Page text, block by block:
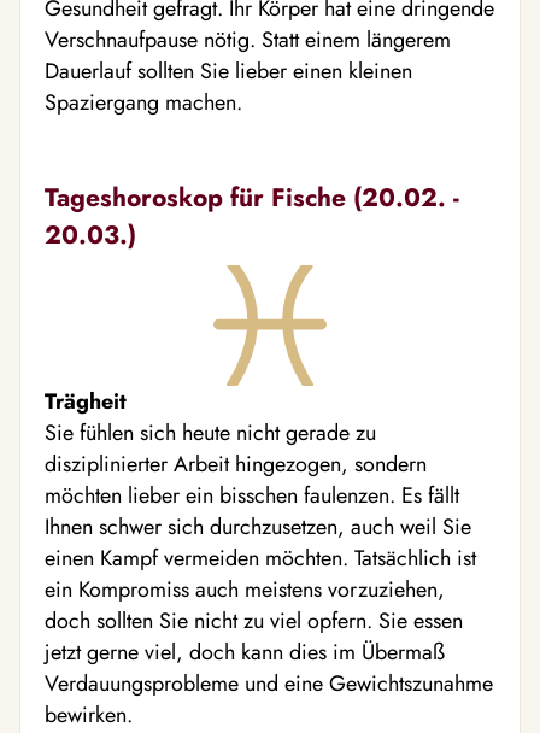
Gesundheit gefragt. Ihr Körper hat eine dringende
Verschnaufpause nötig. Statt einem längerem
Dauerlauf sollten Sie lieber einen kleinen
Spaziergang machen.
Tageshoroskop für Fische (20.02. -
20.03.)
Trägheit
Sie fühlen sich heute nicht gerade zu
disziplinierter Arbeit hingezogen, sondern
möchten lieber ein bisschen faulenzen. Es fällt
Ihnen schwer sich durchzusetzen, auch weil Sie
einen Kampf vermeiden möchten. Tatsächlich ist
ein Kompromiss auch meistens vorzuziehen,
doch sollten Sie nicht zu viel opfern. Sie essen
jetzt gerne viel, doch kann dies im Übermaß
Verdauungsprobleme und eine Gewichtszunahme
bewirken.